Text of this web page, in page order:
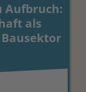
Aufbruch:
als